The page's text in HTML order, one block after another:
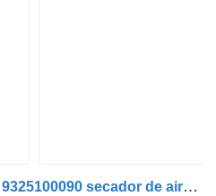
WABCO K-Series (01.06-) 9325100090 secador de aire para Scania K,N,F-series bus (2006-) autobús